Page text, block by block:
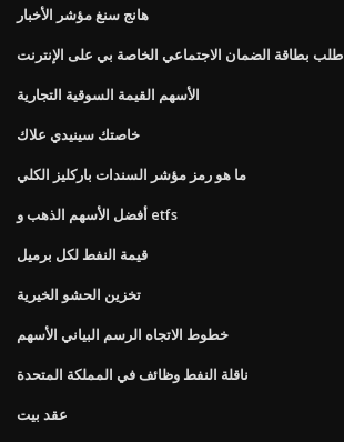
هانج سنغ مؤشر الأخبار
طلب بطاقة الضمان الاجتماعي الخاصة بي على الإنترنت
الأسهم القيمة السوقية التجارية
خاصتك سينيدي علاك
ما هو رمز مؤشر السندات باركليز الكلي
أفضل الأسهم الذهب و etfs
قيمة النفط لكل برميل
تخزين الحشو الخيرية
خطوط الاتجاه الرسم البياني الأسهم
ناقلة النفط وظائف في المملكة المتحدة
عقد بيت